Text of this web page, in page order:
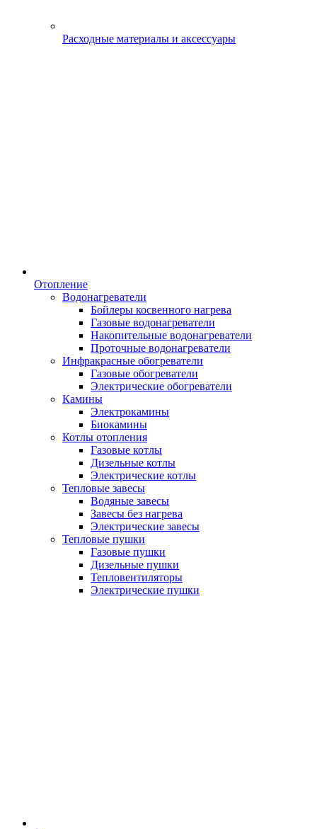
Расходные материалы и аксессуары
Отопление
Водонагреватели
Бойлеры косвенного нагрева
Газовые водонагреватели
Накопительные водонагреватели
Проточные водонагреватели
Инфракрасные обогреватели
Газовые обогреватели
Электрические обогреватели
Камины
Электрокамины
Биокамины
Котлы отопления
Газовые котлы
Дизельные котлы
Электрические котлы
Тепловые завесы
Водяные завесы
Завесы без нагрева
Электрические завесы
Тепловые пушки
Газовые пушки
Дизельные пушки
Тепловентиляторы
Электрические пушки